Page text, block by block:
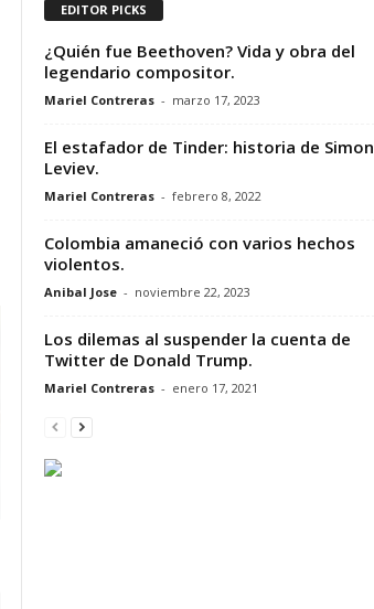
EDITOR PICKS
¿Quién fue Beethoven? Vida y obra del
legendario compositor.
Mariel Contreras - marzo 17, 2023
El estafador de Tinder: historia de Simon
Leviev.
Mariel Contreras - febrero 8, 2022
Colombia amaneció con varios hechos
violentos.
Anibal Jose - noviembre 22, 2023
Los dilemas al suspender la cuenta de
Twitter de Donald Trump.
Mariel Contreras - enero 17, 2021